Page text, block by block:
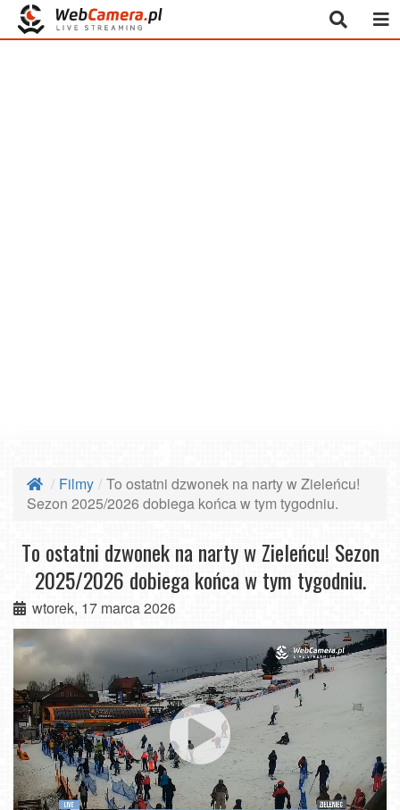
Filmy
To ostatni dzwonek na narty w Zieleńcu!
Sezon 2025/2026 dobiega końca w tym tygodniu.
To ostatni dzwonek na narty w Zieleńcu! Sezon
2025/2026 dobiega końca w tym tygodniu.
wtorek, 17 marca 2026